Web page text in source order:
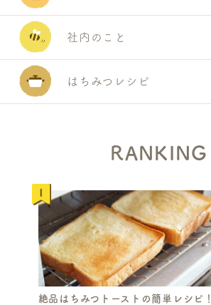
社内のこと
はちみつレシピ
RANKING
絶品はちみつトーストの簡単レシピ
S
E
H